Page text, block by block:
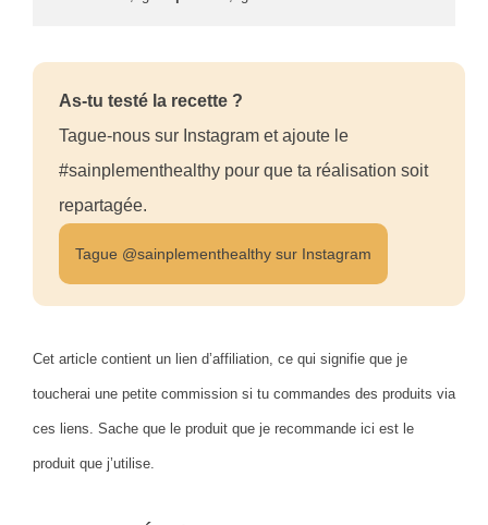
As-tu testé la recette ?
Tague-nous sur Instagram et ajoute le
#sainplementhealthy pour que ta réalisation soit
repartagée.
Tague @sainplementhealthy sur Instagram
Cet article contient un lien d’affiliation, ce qui signifie que je
toucherai une petite commission si tu commandes des produits via
ces liens. Sache que le produit que je recommande ici est le
produit que j’utilise.